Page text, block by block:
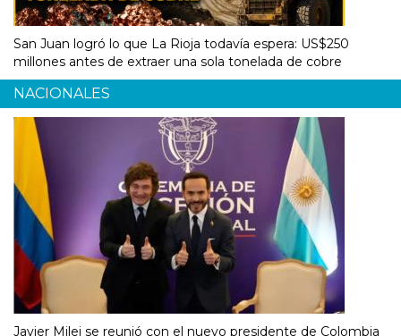
San Juan logró lo que La Rioja todavía espera: US$250
millones antes de extraer una sola tonelada de cobre
NACIONALES
Javier Milei se reunió con el nuevo presidente de Colombia